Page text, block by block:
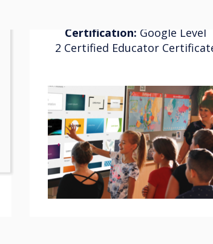
Certification: Google Level
2 Certified Educator